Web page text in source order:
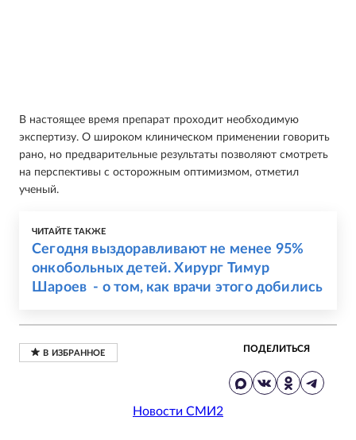
В настоящее время препарат проходит необходимую
экспертизу. О широком клиническом применении говорить
рано, но предварительные результаты позволяют смотреть
на перспективы с осторожным оптимизмом, отметил
ученый.
ЧИТАЙТЕ ТАКЖЕ
Сегодня выздоравливают не менее 95%
онкобольных детей. Хирург Тимур
Шароев - о том, как врачи этого добились
ПОДЕЛИТЬСЯ
Новости СМИ2